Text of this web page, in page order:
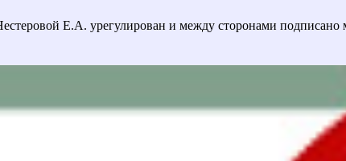
Е.А. урегулирован и между сторонами подписано